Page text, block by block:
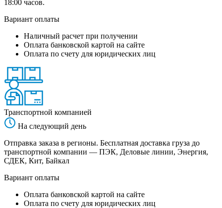
18:00 часов.
Вариант оплаты
Наличный расчет при получении
Оплата банковской картой на сайте
Оплата по счету для юридических лиц
Транспортной компанией
На следующий день
Отправка заказа в регионы. Бесплатная доставка груза до
транспортной компании — ПЭК, Деловые линии, Энергия,
СДЕК, Кит, Байкал
Вариант оплаты
Оплата банковской картой на сайте
Оплата по счету для юридических лиц